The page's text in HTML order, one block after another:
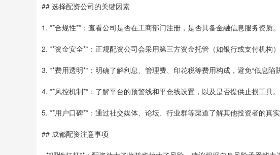
## 选择配资公司的关键因素
1. **合规性**：查看公司是否在工商部门注册，是否具备金融信息服务资质
2. **资金安全**：正规配资公司会采用第三方资金托管（如银行或支付机构
3. **费用透明**：明确了解利息、管理费、印花税等费用构成，避免“低息陷
4. **风控机制**：了解平台的预警线和平仓线设置，以及是否提供止损工具
5. **用户口碑**：通过社交媒体、论坛、行业群等渠道了解其他投资者的真
## 成都配资注意事项